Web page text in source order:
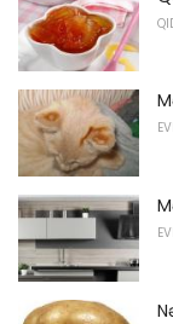
EVI
EVI